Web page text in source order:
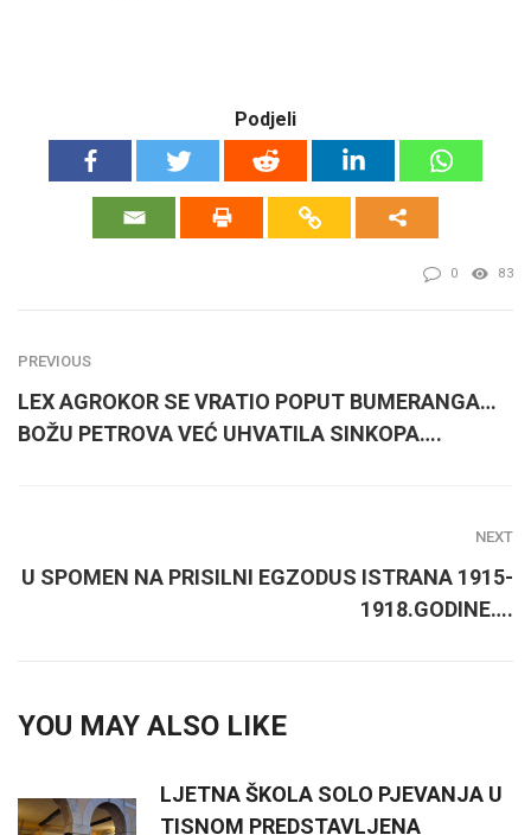
Podjeli
0 83
PREVIOUS
LEX AGROKOR SE VRATIO POPUT BUMERANGA…
BOŽU PETROVA VEĆ UHVATILA SINKOPA….
NEXT
U SPOMEN NA PRISILNI EGZODUS ISTRANA 1915-
1918.GODINE….
YOU MAY ALSO LIKE
LJETNA ŠKOLA SOLO PJEVANJA U
TISNOM PREDSTAVLJENA